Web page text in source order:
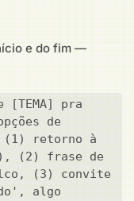
e do fim —
[TEMA] pra
de
(1) retorno à
(2) frase de
(3) convite
algo